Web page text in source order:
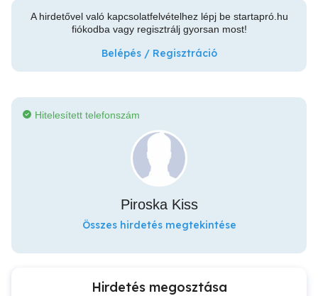
A hirdetővel való kapcsolatfelvételhez lépj be startapró.hu
fiókodba vagy regisztrálj gyorsan most!
Belépés / Regisztráció
Hitelesített telefonszám
Piroska Kiss
Összes hirdetés megtekintése
Hirdetés megosztása